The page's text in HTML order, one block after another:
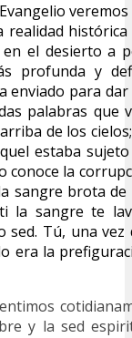
realidad
el desierto a
profunda y
enviado para
palabras que
de los
estaba
conoce la
sangre brota de
la sangre te
Tú, una vez
era la
y la sed